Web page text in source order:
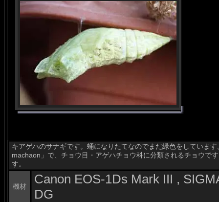
キアゲハのサナギです。蛹になりたてなのでまだ緑色をしていま
machaon」で、チョウ目・アゲハチョウ科に分類されるチョウで
す。
機材
Canon EOS-1Ds Mark III ,
DG